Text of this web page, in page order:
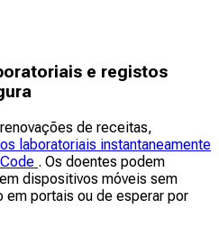
e registos
de receitas,
laboratoriais instantaneamente
. Os doentes podem
dispositivos móveis sem
portais ou de esperar por